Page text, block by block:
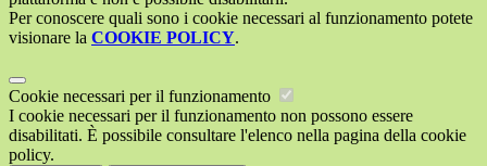
Per conoscere quali sono i cookie necessari al funzionamento potete
visionare la COOKIE POLICY.
Cookie necessari per il funzionamento
I cookie necessari per il funzionamento non possono essere
disabilitati. È possibile consultare l'elenco nella pagina della cookie
policy.